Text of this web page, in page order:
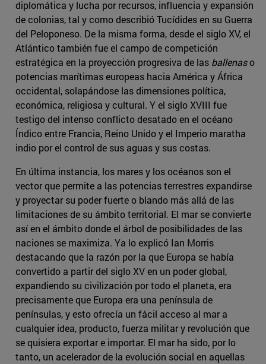
diplomática y lucha por recursos, influencia y expansión
de colonias, tal y como describió Tucídides en su Guerra
del Peloponeso. De la misma forma, desde el siglo XV, el
Atlántico también fue el campo de competición
estratégica en la proyección progresiva de las ballenaso
potencias marítimas europeas hacia América y África
occidental, solapándose las dimensiones política,
económica, religiosa y cultural. Y el siglo XVIII fue
testigo del intenso conflicto desatado en el océano
Índico entre Francia, Reino Unido y el Imperio maratha
indio por el control de sus aguas y sus costas.
En última instancia, los mares y los océanos son el
vector que permite a las potencias terrestres expandirse
y proyectar su poder fuerte o blando más allá de las
limitaciones de su ámbito territorial. El mar se convierte
así en el ámbito donde el árbol de posibilidades de las
naciones se maximiza. Ya lo explicó Ian Morris
destacando que la razón por la que Europa se había
convertido a partir del siglo XV en un poder global,
expandiendo su civilización por todo el planeta, era
precisamente que Europa era una península de
penínsulas, y esto ofrecía un fácil acceso al mar a
cualquier idea, producto, fuerza militar y revolución que
se quisiera exportar e importar. El mar ha sido, por lo
tanto, un acelerador de la evolución social en aquellas